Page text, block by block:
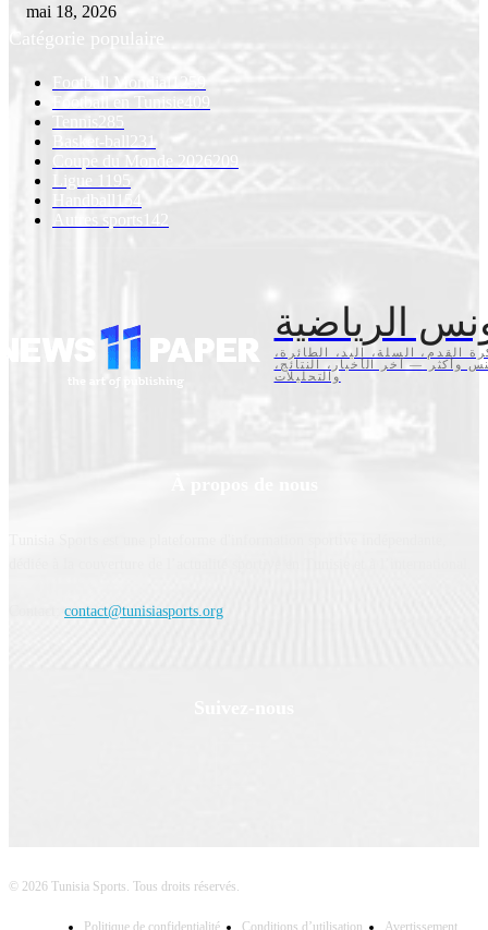
mai 18, 2026
Catégorie populaire
Football Mondial
1259
Football en Tunisie 409
Tennis
285
Basket-ball
231
Coupe du Monde 2026 209
Ligue 1
195
Handball
154
Autres sports 142
الرياضية
القدم، السلة، اليد، الطائرة،
وأكثر — آخر الأخبار، النتائج،
والتحليلات
contact@tunisiasports.org
© 2026 Tunisia Sports. Tous droits réservés.
Politique de confidentialité Conditions d’utilisation Avertissement